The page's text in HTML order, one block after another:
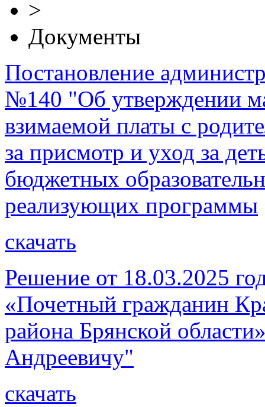
>
Документы
Постановление
№140 "Об утверждении
взимаемой платы с
за присмотр и уход за
бюджетных
реализующих программы
скачать
Решение от 18.03.2025
«Почетный гражданин
района Брянской
Андреевичу"
скачать